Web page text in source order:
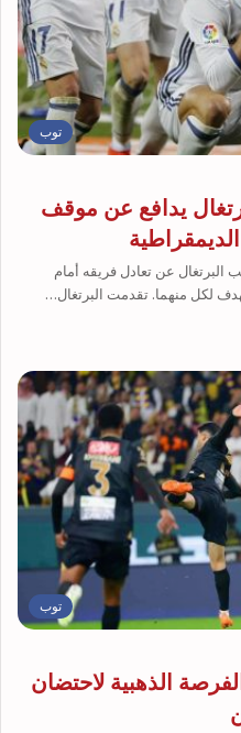
توب
البرتغال يدافع عن موقف
البرتغال عن تعادل فريقه أمام
لكل منهما. تقدمت البرتغال…
توب
والفرصة الذهبية لاحتضان